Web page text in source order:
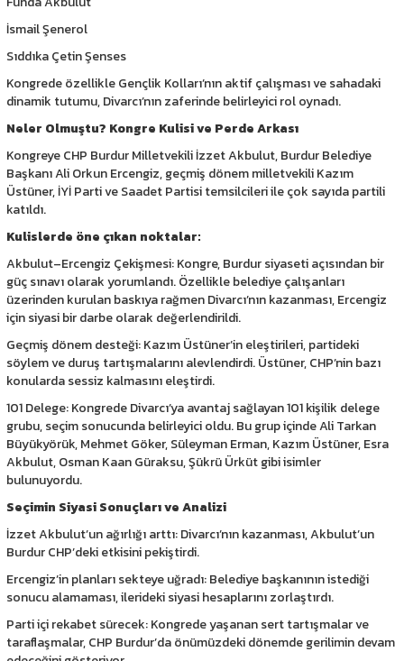
İsmail Şenerol
Sıddıka Çetin Şenses
Kongrede özellikle Gençlik Kolları’nın aktif çalışması ve sahadaki
dinamik tutumu, Divarcı’nın zaferinde belirleyici rol oynadı.
Neler Olmuştu? Kongre Kulisi ve Perde Arkası
Kongreye CHP Burdur Milletvekili İzzet Akbulut, Burdur Belediye
Başkanı Ali Orkun Ercengiz, geçmiş dönem milletvekili Kazım
Üstüner, İYİ Parti ve Saadet Partisi temsilcileri ile çok sayıda partili
katıldı.
Kulislerde öne çıkan noktalar:
Akbulut–Ercengiz Çekişmesi: Kongre, Burdur siyaseti açısından bir
güç sınavı olarak yorumlandı. Özellikle belediye çalışanları
üzerinden kurulan baskıya rağmen Divarcı’nın kazanması, Ercengiz
için siyasi bir darbe olarak değerlendirildi.
Geçmiş dönem desteği: Kazım Üstüner’in eleştirileri, partideki
söylem ve duruş tartışmalarını alevlendirdi. Üstüner, CHP’nin bazı
konularda sessiz kalmasını eleştirdi.
101 Delege: Kongrede Divarcı’ya avantaj sağlayan 101 kişilik delege
grubu, seçim sonucunda belirleyici oldu. Bu grup içinde Ali Tarkan
Büyükyörük, Mehmet Göker, Süleyman Erman, Kazım Üstüner, Esra
Akbulut, Osman Kaan Güraksu, Şükrü Ürküt gibi isimler
bulunuyordu.
Seçimin Siyasi Sonuçları ve Analizi
İzzet Akbulut’un ağırlığı arttı: Divarcı’nın kazanması, Akbulut’un
Burdur CHP’deki etkisini pekiştirdi.
Ercengiz’in planları sekteye uğradı: Belediye başkanının istediği
sonucu alamaması, ilerideki siyasi hesaplarını zorlaştırdı.
Parti içi rekabet sürecek: Kongrede yaşanan sert tartışmalar ve
taraflaşmalar, CHP Burdur’da önümüzdeki dönemde gerilimin devam